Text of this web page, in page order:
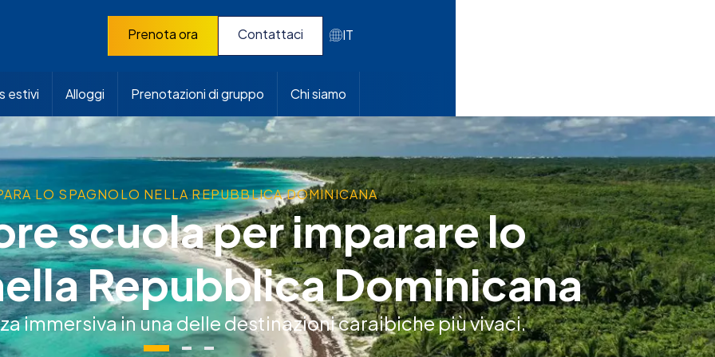
Prenota ora Contattaci IT
estivi Alloggi Prenotazioni di gruppo Chi siamo
LO SPAGNOLO NELLA REPUBBLICA DOMINICANA
scuola per imparare lo
Repubblica Dominicana
immersiva in una delle destinazioni caraibiche più vivaci.